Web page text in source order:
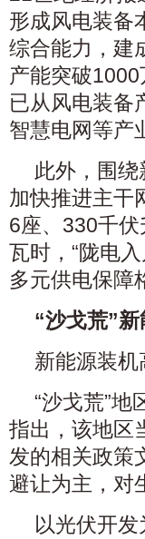
形成风电装备
综合能力，建
产能突破
已从风电装备
智慧电网等产
此外，围
加快推进主干
6座、330千
瓦时，“陇电
多元供电保障
“沙戈荒”
新能源装机
“沙戈荒”
指出，该地
发的相关政策
避让为主，对
以光伏开